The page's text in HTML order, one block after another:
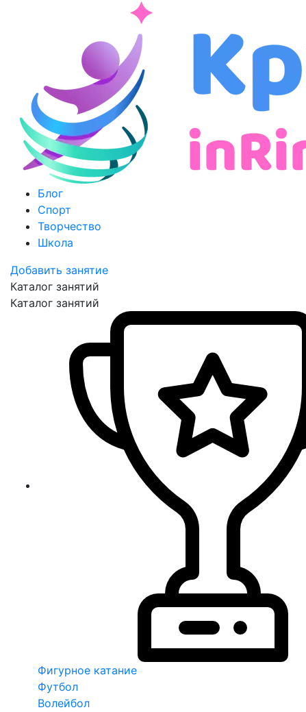
Блог
Спорт
Творчество
Школа
Добавить занятие
Каталог занятий
Каталог занятий
Фигурное катание
Футбол
Волейбол